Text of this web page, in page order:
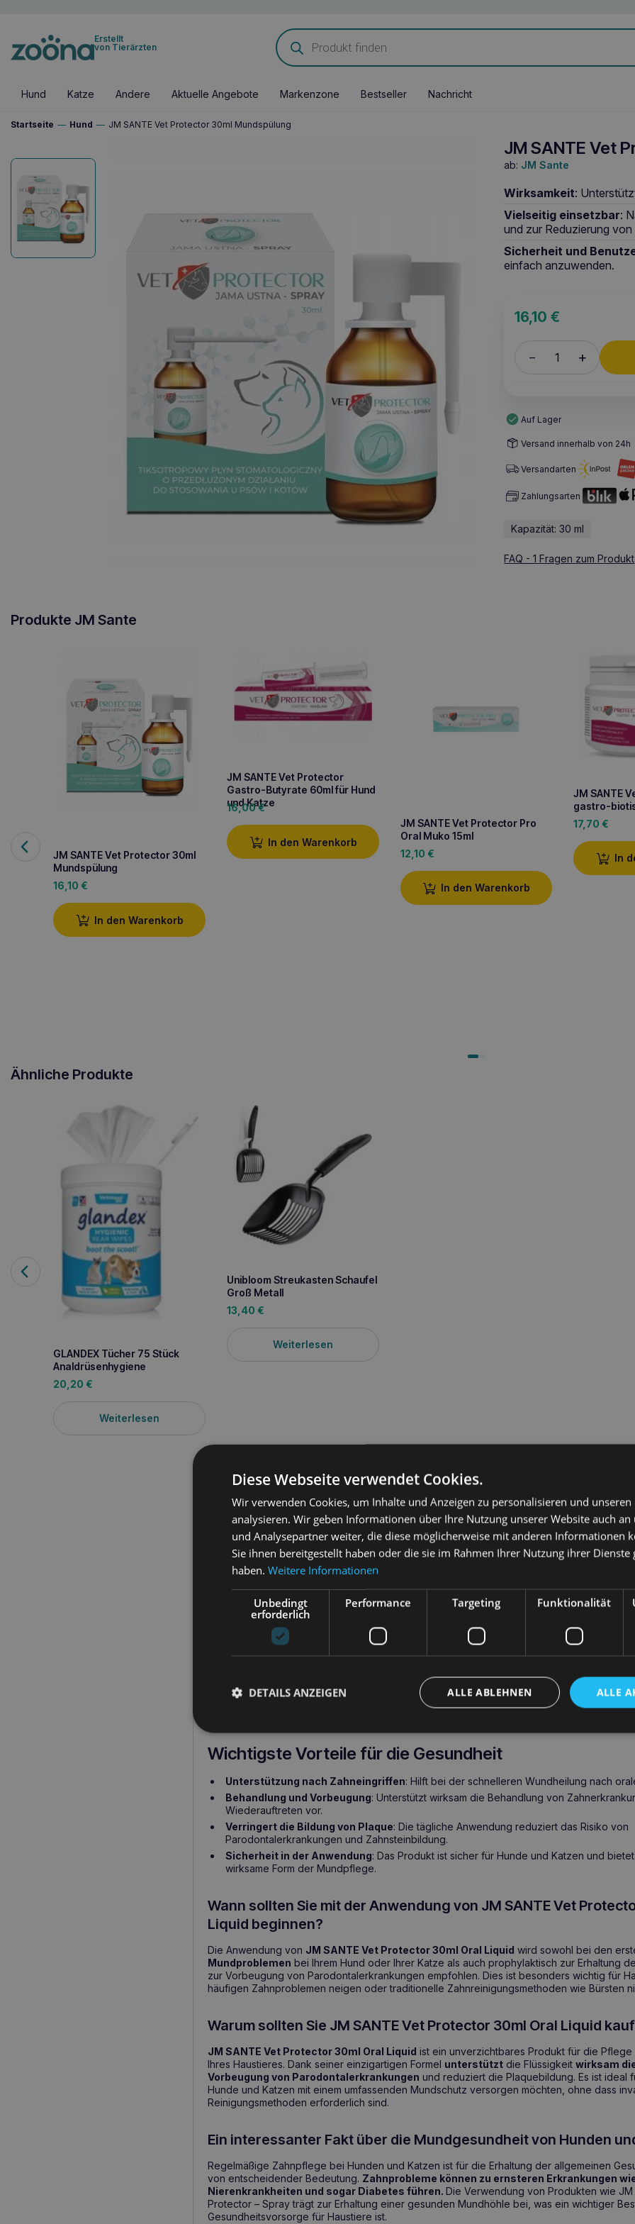
Erstellt
von Tierärzten
Products
search
Hund Katze Andere Aktuelle Angebote Markenzone Bestseller Nachricht
Startseite — Hund — JM SANTE Vet Protector 30ml Mundspülung
JM SANTE Vet
ab: JM Sante
Wirksamkeit:
Vielseitig einsetzbar:
und zur Reduzierung von
Sicherheit und
einfach anzuwenden.
16,10€
– +
Auf Lager
Versand innerhalb von 24h
Versandarten
Zahlungsarten
Kapazität: 30 ml
FAQ - 1 Fragen zum Produkt
Produkte JM Sante
JM SANTE Vet Protector 30ml
Mundspülung
16,10 €
In den Warenkorb
JM SANTE Vet Protector
Gastro-Butyrate 60ml für Hund
und Katze
16,00€
In den Warenkorb
JM SANTE Vet Protector Pro
Oral Muko 15ml
12,10 €
In den Warenkorb
JM SANTE
gastro-
17,70 €
In
Ähnliche Produkte
GLANDEX Tücher 75 Stück
Analdrüsenhygiene
20,20 €
Weiterlesen
Unibloom Streukasten Schaufel
Groß Metall
13,40 €
Weiterlesen
Produktbeschreibung
JM SANTE Vet Protector 30ml Oral Liquidisteine thixotrope Zahnpflegeflüssigkeit mit
speziell für die
Unterstützung der Mundgesundheit von Hunden und Katzen
Produkt wird besonders für Haustiere empfohlen, die mitErkrankungen der
haben, sowie bei lymphozytärer Gingivitis bei Katzen.
zur Reduzierung von Plaquebildung eingesetzt werden.
JM SANTE Vet Protector 30ml Mundspülung –
Zahnsteinentfernung oder Zahnextraktion, bei lymphozytärer Gingivitis bei Katzen,
Parodontitis, Gingivitis und Parodontitis, bakterieller Plaqueüberempfindlichkeit
Infektionen
Bei täglicher Anwendung reduziert die Flüssigkeit die
Wichtigste Vorteile für die Gesundheit
Unterstützung nach Zahneingriffen: Hilft bei der schnelleren Wundheilung nach
Behandlung und Vorbeugung: Unterstützt wirksam die Behandlung von
Wiederauftreten vor.
Verringert die Bildung von Plaque: Die tägliche Anwendung reduziert das Risiko von
Parodontalerkrankungen und Zahnsteinbildung.
Sicherheit in der Anwendung: Das Produkt ist sicher für Hunde und Katzen und
wirksame Form der Mundpflege.
Wann sollten Sie mit der Anwendung von JM SANTE Vet
Liquid beginnen?
Die Anwendung von JM SANTE Vet Protector 30ml Oral Liquid wird sowohl bei den
Mundproblemen bei Ihrem Hund oder Ihrer Katze als auch prophylaktisch zur Erhaltung
zur Vorbeugung von Parodontalerkrankungen empfohlen. Dies ist besonders wichtig für
häufigen Zahnproblemen neigen oder traditionelle Zahnreinigungsmethoden wie Bürsten
Warum sollten Sie JM SANTE Vet Protector 30ml Oral Liquid
JM SANTE Vet Protector 30ml Oral Liquid ist ein unverzichtbares Produkt für die
Ihres Haustieres. Dank seiner einzigartigen Formel unterstützt die Flüssigkeit wirksam
Vorbeugung von Parodontalerkrankungen und reduziert die Plaquebildung. Es ist ideal
Hunde und Katzen mit einem umfassenden Mundschutz versorgen möchten, ohne dass
Reinigungsmethoden erforderlich sind.
Ein interessanter Fakt über die Mundgesundheit von Hunden
Regelmäßige Zahnpflege bei Hunden und Katzen ist für die Erhaltung der allgemeinen
von entscheidender Bedeutung. Zahnprobleme können zu ernsteren Erkrankungen
Nierenkrankheiten und sogar Diabetes führen. Die Verwendung von Produkten wie JM
Protector – Spray trägt zur Erhaltung einer gesunden Mundhöhle bei, was ein wichtiger
Gesundheitsvorsorge für Haustiere ist.
Diese Webseite verwendet Cookies.
Wir verwenden Cookies, um Inhalte und Anzeigen zu personalisieren und
analysieren. Wir geben Informationen über Ihre Nutzung unserer Website auch an
und Analysepartner weiter, die diese möglicherweise mit anderen Informationen
Sie ihnen bereitgestellt haben oder die sie im Rahmen Ihrer Nutzung ihrer Dienste
haben. Weitere Informationen
Unbedingt
erforderlich
Performance Targeting Funktionalität
ALLE
ALLE ABLEHNEN
DETAILS ANZEIGEN